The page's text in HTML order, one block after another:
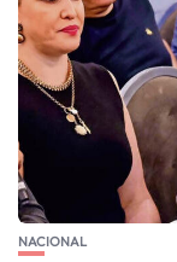
NACIONAL